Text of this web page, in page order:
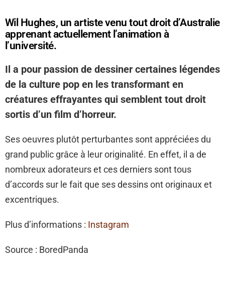
Wil Hughes, un artiste venu tout droit d’Australie
apprenant actuellement l’animation à
l’université.
Il a pour passion de dessiner certaines légendes
de la culture pop en les transformant en
créatures effrayantes qui semblent tout droit
sortis d’un film d’horreur.
Ses oeuvres plutôt perturbantes sont appréciées du
grand public grâce à leur originalité. En effet, il a de
nombreux adorateurs et ces derniers sont tous
d’accords sur le fait que ses dessins ont originaux et
excentriques.
Plus d’informations : Instagram
Source : BoredPanda